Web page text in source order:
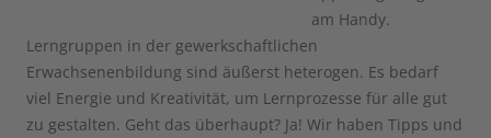
am Handy.
Lerngruppen in der gewerkschaftlichen
Erwachsenenbildung sind äußerst heterogen. Es bedarf
viel Energie und Kreativität, um Lernprozesse für alle gut
zu gestalten. Geht das überhaupt? Ja! Wir haben Tipps und